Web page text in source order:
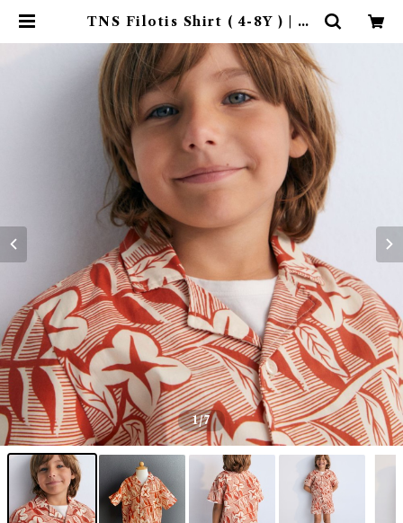
TNS Filotis Shirt ( 4-8Y ) | 4c
1/7